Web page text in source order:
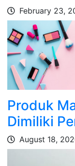
February 23,
Produk
Dimiliki
August 18,